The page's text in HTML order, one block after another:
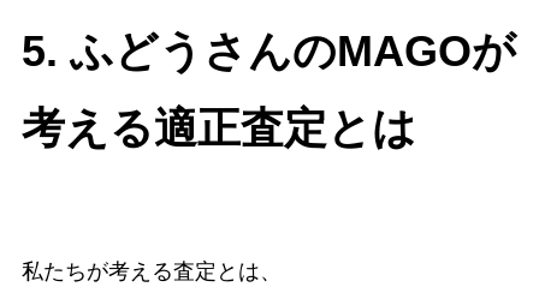
5. ふどうさんのMAGOが
考える適正査定とは
私たちが考える査定とは、